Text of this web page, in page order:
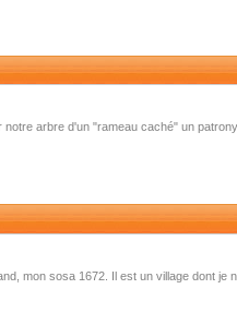
arbre d'un "rameau caché" un
mon sosa 1672. Il est un village dont je